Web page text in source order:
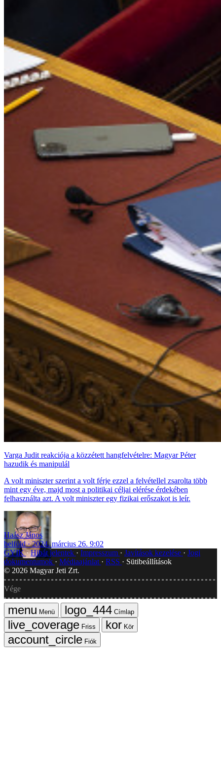
Varga Judit reakciója a közzétett hangfelvételre: Magyar Péter
hazudik és manipulál
A volt miniszter szerint a volt férje ezzel a felvétellel zsarolta több
mint egy éve, majd most a politikai céljai elérése érdekében
felhasználta azt. A volt miniszter egy fizikai erőszakot is leír.
Haász János
belföld
2024. március 26. 9:02
GYIK Hibát jelentek Impresszum Javítások kezelése
Jogi
dokumentumok
Médiaajánlat RSS
Sütibeállítások
© 2026 Magyar Jeti Zrt.
Vége
Menü
Címlap
Friss
Kör
Fiók